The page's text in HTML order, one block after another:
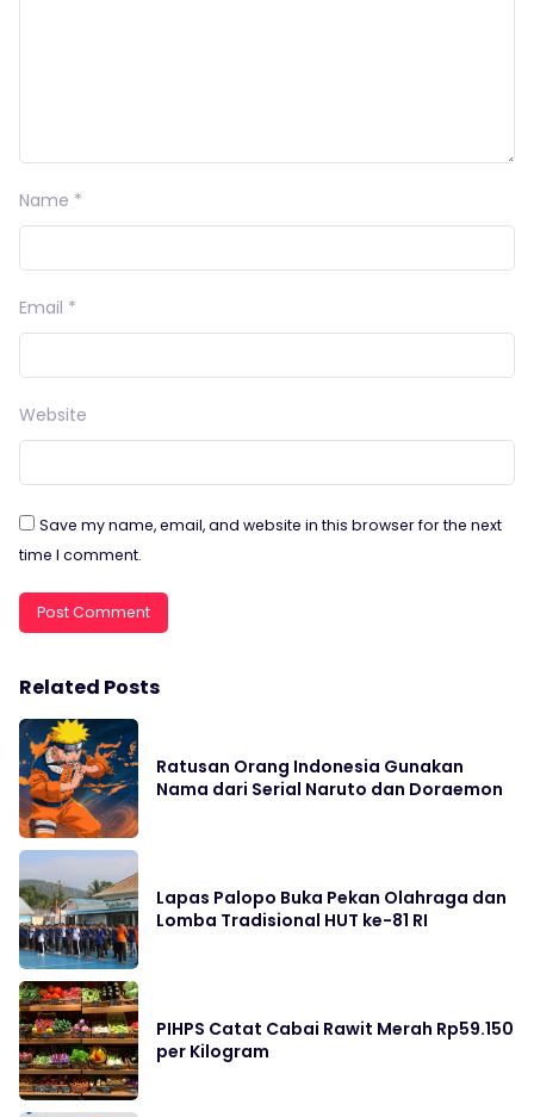
Name *
Email *
Website
Save my name, email, and website in this browser for the next
time I comment.
Related Posts
Ratusan Orang Indonesia Gunakan
Nama dari Serial Naruto dan Doraemon
Lapas Palopo Buka Pekan Olahraga dan
Lomba Tradisional HUT ke-81 RI
PIHPS Catat Cabai Rawit Merah Rp59.150
per Kilogram